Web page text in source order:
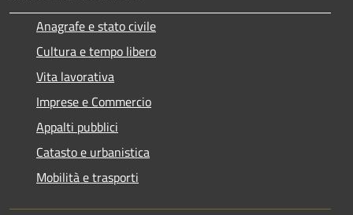
Anagrafe e stato civile
Cultura e tempo libero
Vita lavorativa
Imprese e Commercio
Appalti pubblici
Catasto e urbanistica
Mobilità e trasporti